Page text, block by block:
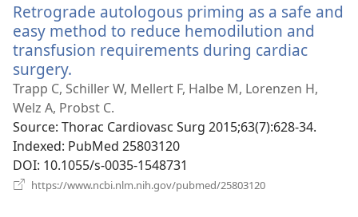
вікні)
Retrograde autologous priming as a safe and
easy method to reduce hemodilution and
transfusion requirements during cardiac
surgery.
у
новому
вікні)
Trapp C, Schiller W, Mellert F, Halbe M, Lorenzen H,
Welz A, Probst C.
Source‎: Thorac Cardiovasc Surg 2015;63(7):628-34.
Indexed‎: PubMed 25803120
DOI‎: 10.1055/s-0035-1548731
https://www.ncbi.nlm.nih.gov/pubmed/25803120